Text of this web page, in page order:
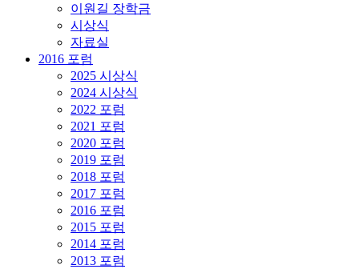
이원길 장학금
시상식
자료실
2016 포럼
2025 시상식
2024 시상식
2022 포럼
2021 포럼
2020 포럼
2019 포럼
2018 포럼
2017 포럼
2016 포럼
2015 포럼
2014 포럼
2013 포럼